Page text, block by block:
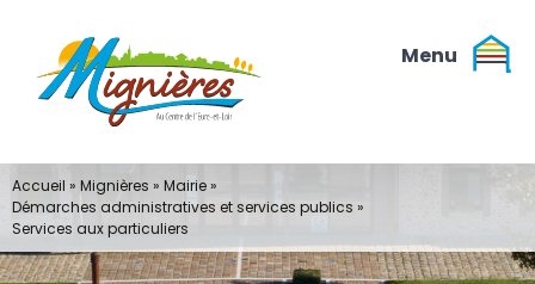
contenu
Accueil » Mignières » Mairie»
Démarches administratives et services publics »
Services aux particuliers